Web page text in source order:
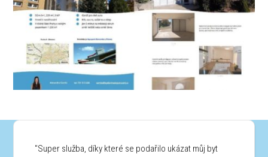
"Super služba, díky které se podařilo ukázat můj byt